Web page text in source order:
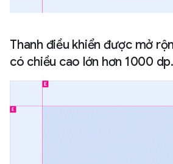
Thanh điều khiển được mở
có chiều cao lớn hơn 1000 dp.